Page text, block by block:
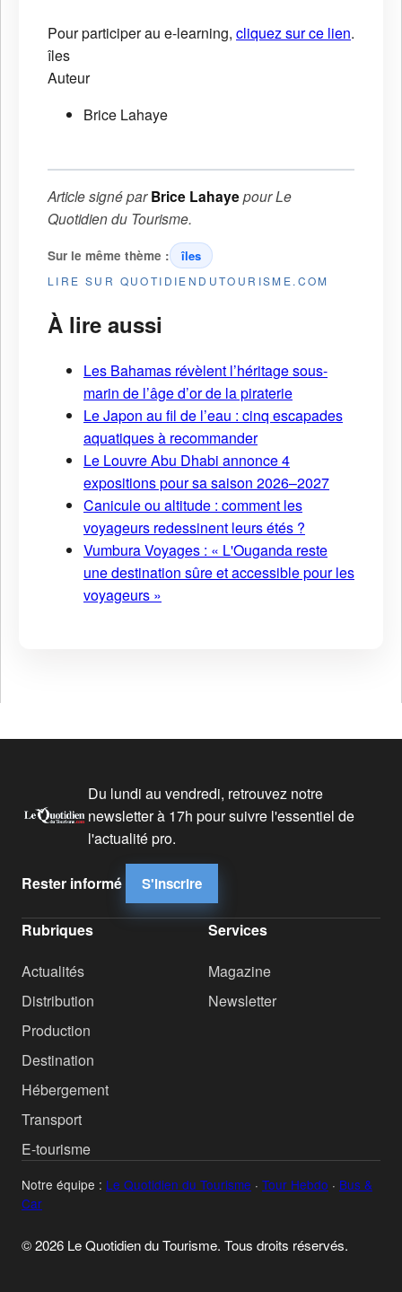
Pour participer au e-learning, cliquez sur ce lien.
îles
Auteur
Brice Lahaye
Article signé parBrice LahayepourLe
Quotidien du Tourisme.
Sur le même thème : îles
LIRE SUR QUOTIDIENDUTOURISME.COM
À lire aussi
Les Bahamas révèlent l’héritage sous-
marin de l’âge d’or de la piraterie
Le Japon au fil de l’eau : cinq escapades
aquatiques à recommander
Le Louvre Abu Dhabi annonce 4
expositions pour sa saison 2026–2027
Canicule ou altitude : comment les
voyageurs redessinent leurs étés ?
Vumbura Voyages : « L'Ouganda reste
une destination sûre et accessible pour les
voyageurs »
Du lundi au vendredi, retrouvez notre
newsletter à 17h pour suivre l'essentiel de
l'actualité pro.
Rester informé S'inscrire
Rubriques
Actualités
Distribution
Production
Destination
Hébergement
Transport
E-tourisme
Services
Magazine
Newsletter
Notre équipe : Le Quotidien du Tourisme · Tour Hebdo · Bus &
Car
© 2026 Le Quotidien du Tourisme. Tous droits réservés.